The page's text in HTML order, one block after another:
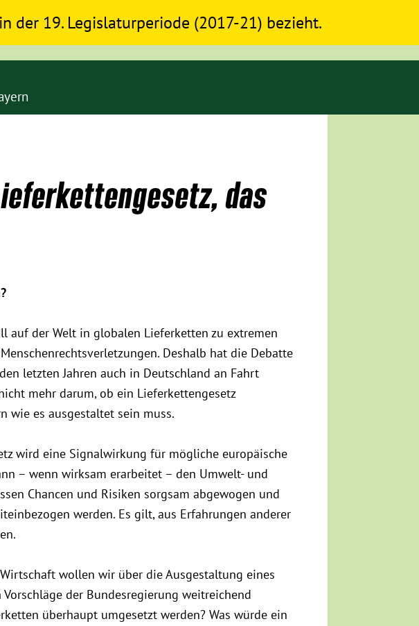
der 19. Legislaturperiode (2017-21) bezieht.
das
auf der Welt in globalen Lieferketten zu extremen
Deshalb hat die Debatte
letzten Jahren auch in Deutschland an Fahrt
mehr darum, ob ein Lieferkettengesetz
wie es ausgestaltet sein muss.
wird eine Signalwirkung für mögliche europäische
– wenn wirksam erarbeitet – den Umwelt- und
Chancen und Risiken sorgsam abgewogen und
werden. Es gilt, aus Erfahrungen anderer
wollen wir über die Ausgestaltung eines
der Bundesregierung weitreichend
überhaupt umgesetzt werden? Was würde ein